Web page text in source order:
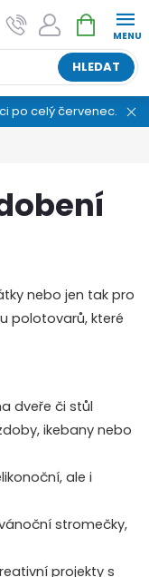
HLEDAT
NÁKUPNÍ
KOŠÍK
po celý červenec.
nebo jen tak pro
polotovarů, které
dveře či stůl
ikebany nebo
ale i
stromečky,
projekty s
–
a máme pro
Vše skladem,